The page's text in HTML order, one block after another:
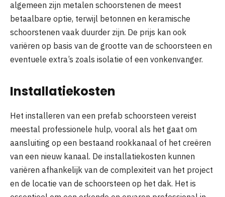
algemeen zijn metalen schoorstenen de meest
betaalbare optie, terwijl betonnen en keramische
schoorstenen vaak duurder zijn. De prijs kan ook
variëren op basis van de grootte van de schoorsteen en
eventuele extra’s zoals isolatie of een vonkenvanger.
Installatiekosten
Het installeren van een prefab schoorsteen vereist
meestal professionele hulp, vooral als het gaat om
aansluiting op een bestaand rookkanaal of het creëren
van een nieuw kanaal. De installatiekosten kunnen
variëren afhankelijk van de complexiteit van het project
en de locatie van de schoorsteen op het dak. Het is